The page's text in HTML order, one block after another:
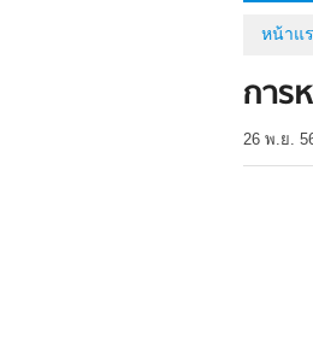
หน้าแ
การ
26 พ.ย.